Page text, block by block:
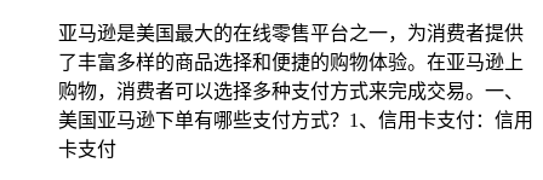
亚马逊是美国最大的在线零售平台之一，为消费者提供
了丰富多样的商品选择和便捷的购物体验。在亚马逊上
购物，消费者可以选择多种支付方式来完成交易。一、
美国亚马逊下单有哪些支付方式？1、信用卡支付：信用
卡支付